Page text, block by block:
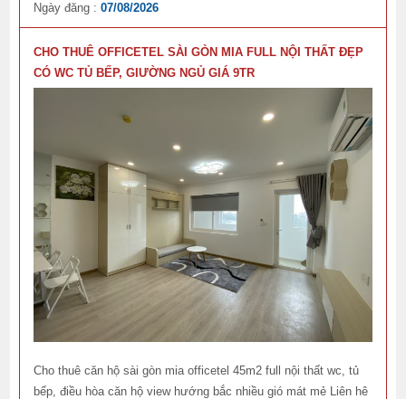
Ngày đăng :07/08/2026
CHO THUÊ OFFICETEL SÀI GÒN MIA FULL NỘI THẤT ĐẸP
CÓ WC TỦ BẾP, GIƯỜNG NGỦ GIÁ 9TR
Cho thuê căn hộ sài gòn mia officetel 45m2 full nội thất wc, tủ
bếp, điều hòa căn hộ view hướng bắc nhiều gió mát mẻ Liên hê